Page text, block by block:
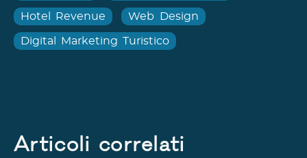
Hotel Revenue Web Design
Digital Marketing Turistico
Articoli correlati